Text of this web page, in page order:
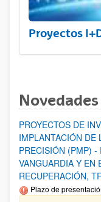
Proyectos
PROYECTOS DE
IMPLANTACIÓN DE
PRECISIÓN (PMP) -
VANGUARDIA Y EN
RECUPERACIÓN,
Plazo de